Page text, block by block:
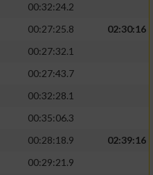
00:32:24.2
00:27:25.8
02:30:16
00:27:32.1
00:27:43.7
00:32:28.1
00:35:06.3
00:28:18.9
02:39:16
00:29:21.9